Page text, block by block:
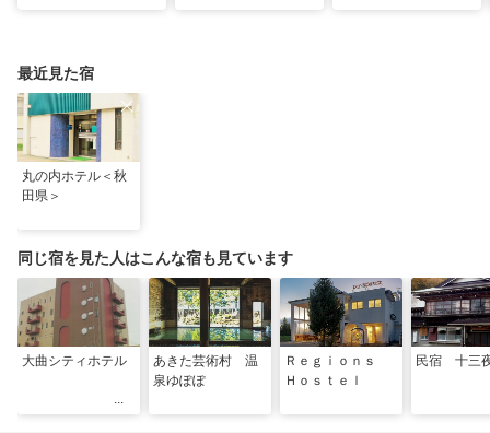
最近見た宿
丸の内ホテル＜秋
田県＞
同じ宿を見た人はこんな宿も見ています
大曲シティホテル
あきた芸術村 温
泉ゆぽぽ
Ｒｅｇｉｏｎｓ
Ｈｏｓｔｅｌ
民宿 十三